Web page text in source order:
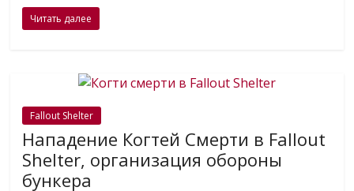
Читать далее
Fallout Shelter
Нападение Когтей Смерти в Fallout
Shelter, организация обороны
бункера